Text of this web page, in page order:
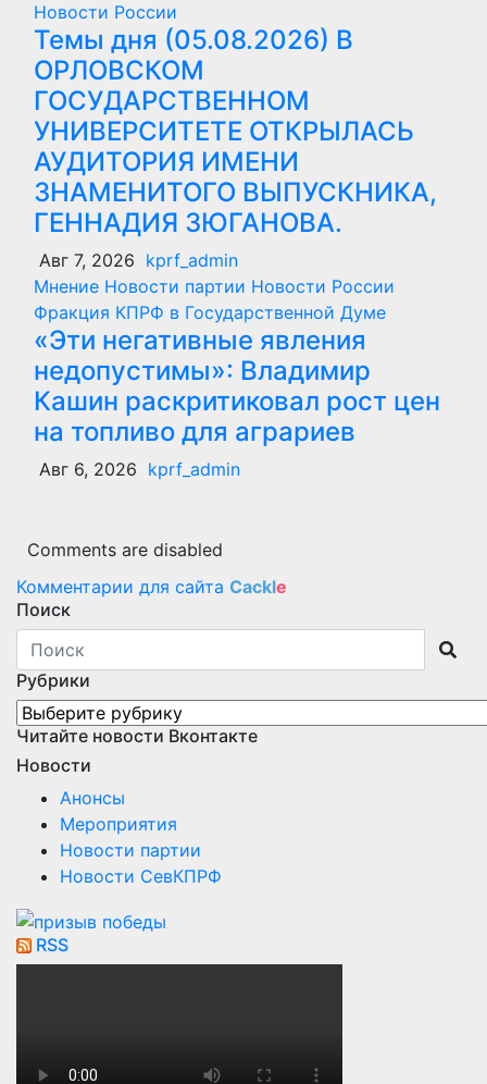
Новости России
Темы дня (05.08.2026) В
ОРЛОВСКОМ
ГОСУДАРСТВЕННОМ
УНИВЕРСИТЕТЕ ОТКРЫЛАСЬ
АУДИТОРИЯ ИМЕНИ
ЗНАМЕНИТОГО ВЫПУСКНИКА,
ГЕННАДИЯ ЗЮГАНОВА.
Авг 7, 2026 kprf_admin
Мнение Новости партии Новости России
Фракция КПРФ в Государственной Думе
«Эти негативные явления
недопустимы»: Владимир
Кашин раскритиковал рост цен
на топливо для аграриев
Авг 6, 2026 kprf_admin
Comments are disabled
Комментарии для сайта Cackle
Поиск
Рубрики
Рубрики
Читайте новости Вконтакте
Новости
Анонсы
Мероприятия
Новости партии
Новости СевКПРФ
RSS